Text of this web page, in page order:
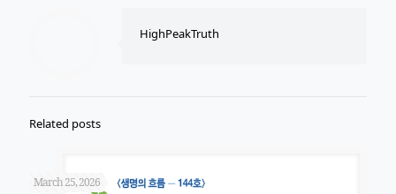
HighPeakTruth
Related posts
March 25, 2026